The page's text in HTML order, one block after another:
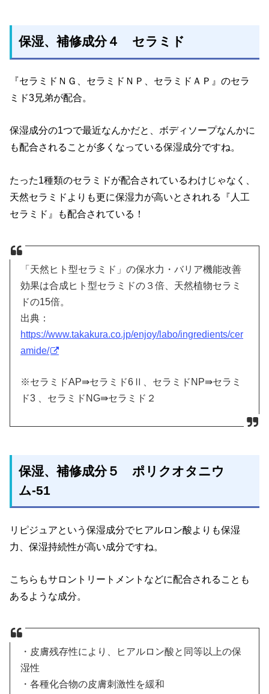
保湿、補修成分４ セラミド
『セラミドＮＧ、セラミドＮＰ、セラミドＡＰ』のセラ
ミド3兄弟が配合。
保湿成分の1つで最近なんかだと、ボディソープなんかに
も配合されることが多くなっている保湿成分ですね。
たった1種類のセラミドが配合されているわけじゃなく、
天然セラミドよりも更に保湿力が高いとされれる『人工
セラミド』も配合されている！
「天然ヒト型セラミド」の保水力・バリア機能改善
効果は合成ヒト型セラミドの３倍、天然植物セラミ
ドの15倍。
出典：
https://www.takakura.co.jp/enjoy/labo/ingredients/cer
amide/
※セラミドAP⇛セラミド6Ⅱ、セラミドNP⇛セラミ
ド3 、セラミドNG⇛セラミド２
保湿、補修成分５ ポリクオタニウ
ム-51
リピジュアという保湿成分でヒアルロン酸よりも保湿
力、保湿持続性が高い成分ですね。
こちらもサロントリートメントなどに配合されることも
あるような成分。
・皮膚残存性により、ヒアルロン酸と同等以上の保
湿性
・各種化合物の皮膚刺激性を緩和